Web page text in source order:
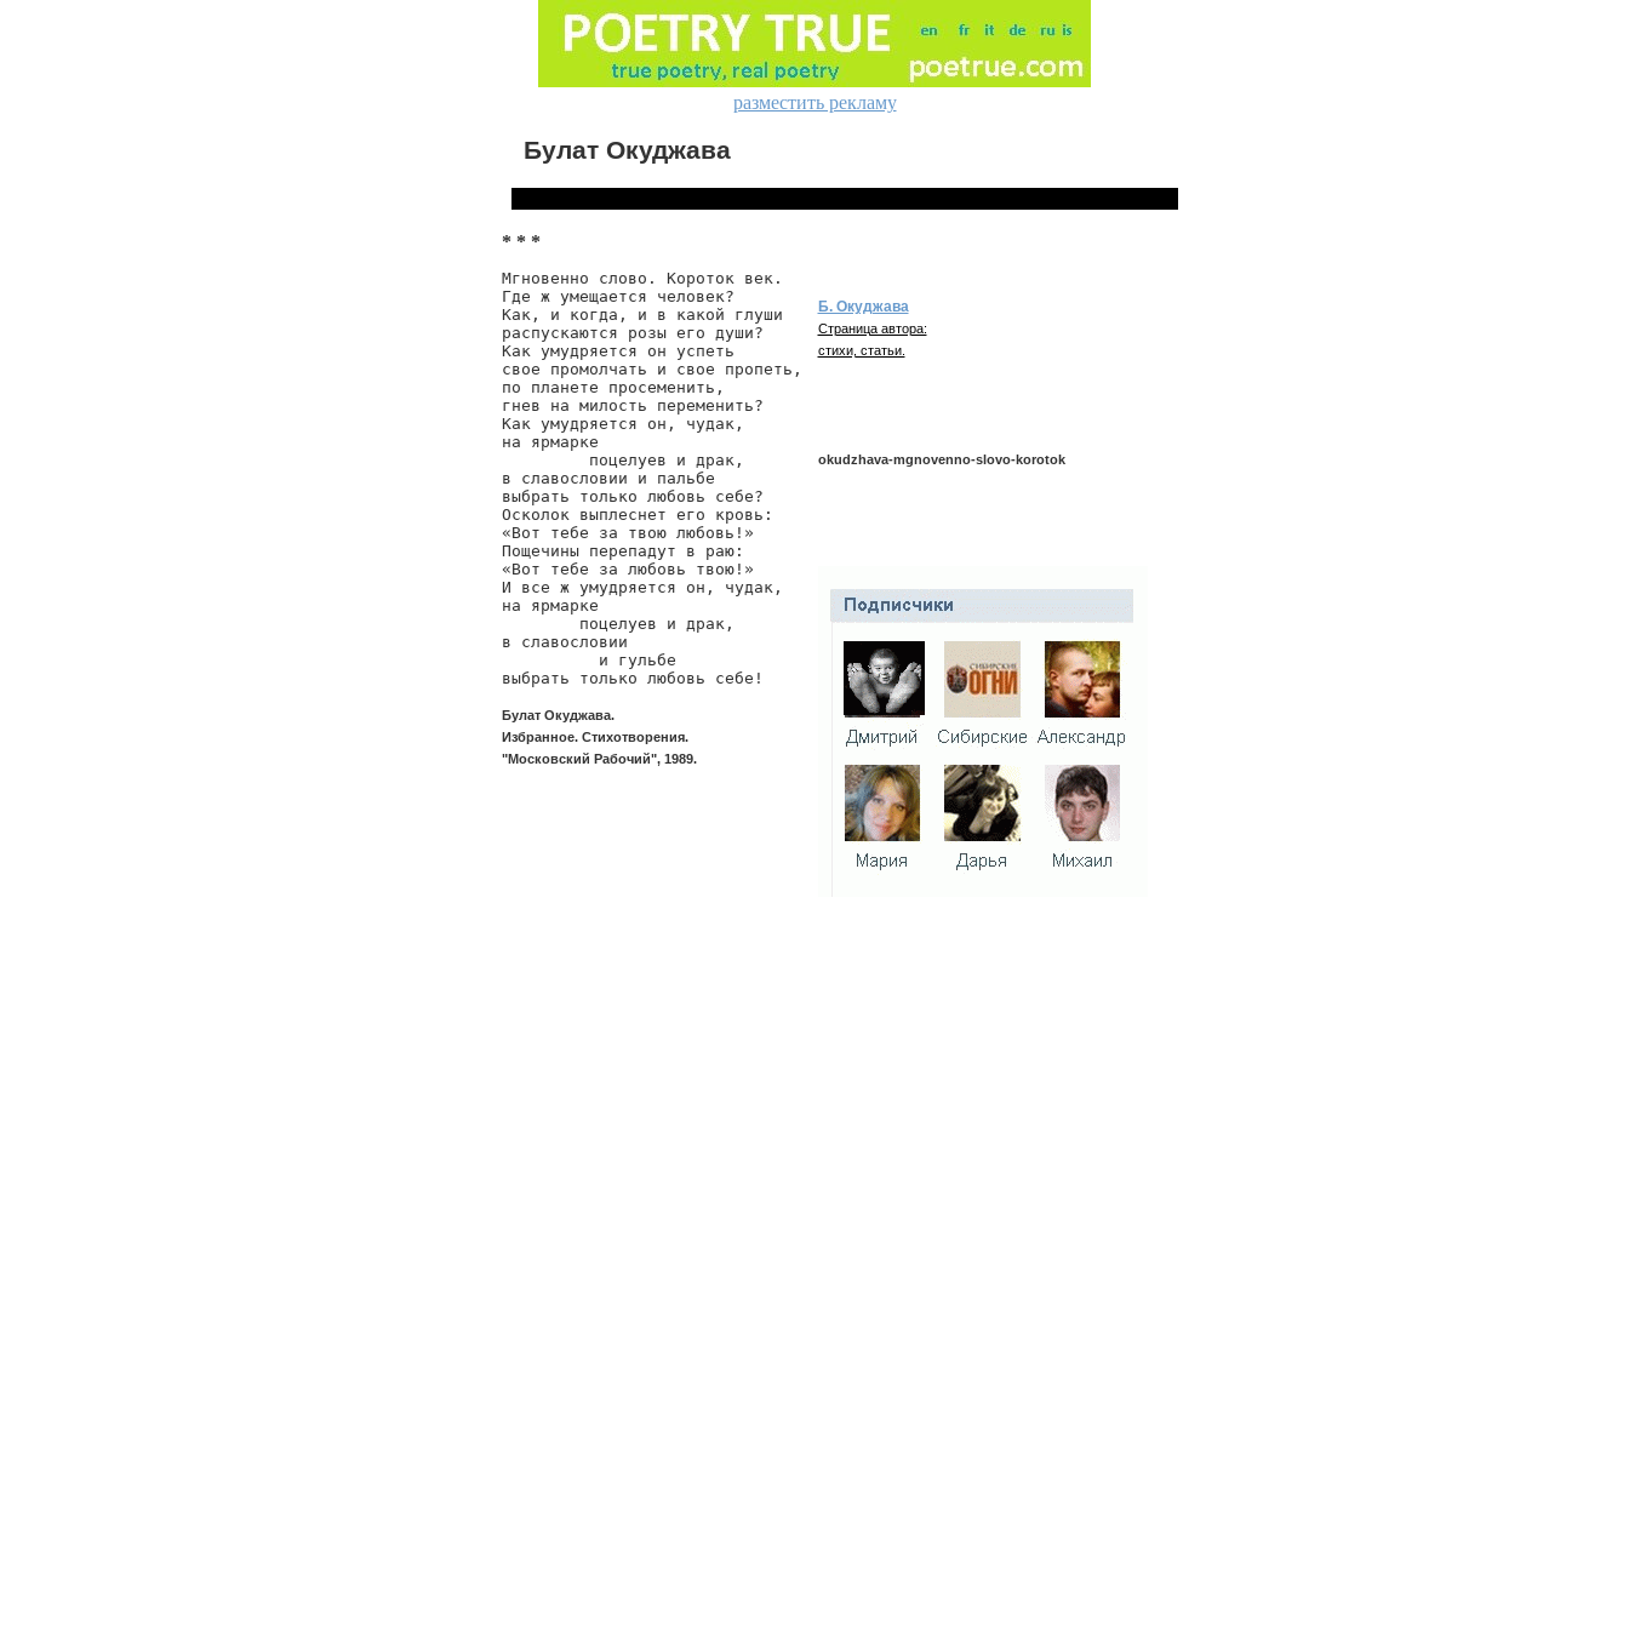
разместить рекламу
Булат Окуджава
* * *
Мгновенно слово. Короток век.
Где ж умещается человек?
Как, и когда, и в какой глуши
распускаются розы его души?
Как умудряется он успеть
свое промолчать и свое пропеть,
по планете просеменить,
гнев на милость переменить?
Как умудряется он, чудак,
на ярмарке
         поцелуев и драк,
в славословии и пальбе
выбрать только любовь себе?
Осколок выплеснет его кровь:
«Вот тебе за твою любовь!»
Пощечины перепадут в раю:
«Вот тебе за любовь твою!»
И все ж умудряется он, чудак,
на ярмарке
        поцелуев и драк,
в славословии
          и гульбе
выбрать только любовь себе!
Булат Окуджава.
Избранное. Стихотворения.
"Московский Рабочий", 1989.
Б. Окуджава
Страница автора:
стихи, статьи.
okudzhava-mgnovenno-slovo-korotok